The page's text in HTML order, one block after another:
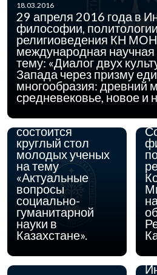
18.03.2016
29 апреля 2016 года в
философии,
религиоведения КН МОН
международная
тему: «Диалог двух
Запада через призму
многообразия: древний
средневековье, новое и
04.02.2016
17 февраля 2016
года в Институте
философии,
политологии и
религиоведения
КН МОН РК
состоится
круглый стол
молодых ученых
на тему
«Актуальные
вопросы
социально-
гуманитарной
науки в
Казахстане».
С